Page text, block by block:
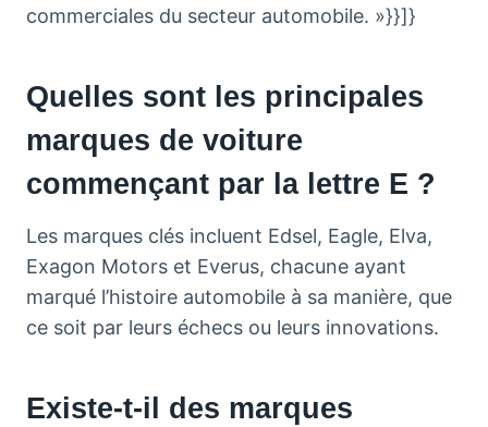
commerciales du secteur automobile. »}}]}
Quelles sont les principales
marques de voiture
commençant par la lettre E ?
Les marques clés incluent Edsel, Eagle, Elva,
Exagon Motors et Everus, chacune ayant
marqué l’histoire automobile à sa manière, que
ce soit par leurs échecs ou leurs innovations.
Existe-t-il des marques